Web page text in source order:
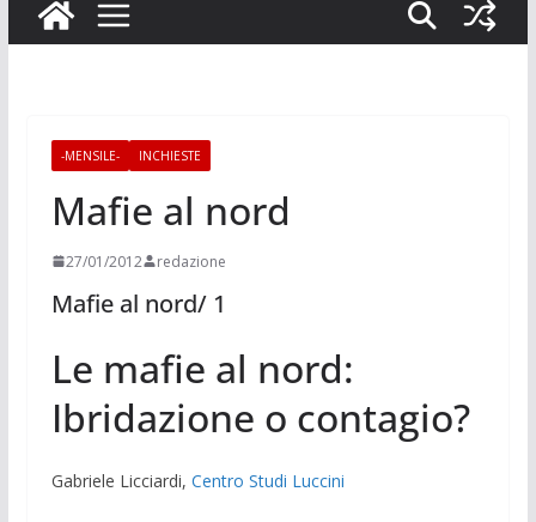
-MENSILE- INCHIESTE
Mafie al nord
27/01/2012 redazione
Mafie al nord/ 1
Le mafie al nord:
Ibridazione o contagio?
Gabriele Licciardi, Centro Studi Luccini